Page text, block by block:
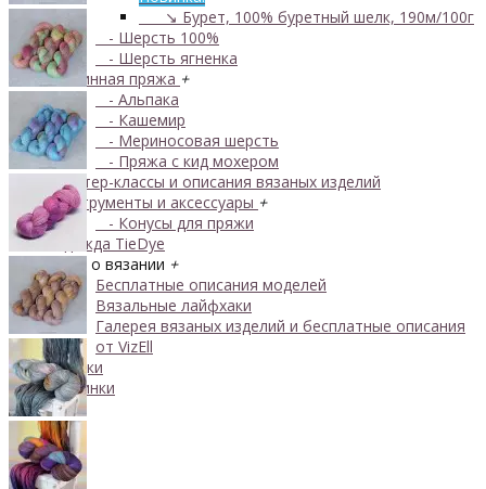
↘ Бурет, 100% буретный шелк, 190м/100г
- Шерсть 100%
- Шерсть ягненка
Бобинная пряжа +
- Альпака
- Кашемир
- Мериносовая шерсть
- Пряжа с кид мохером
Мастер-классы и описания вязаных изделий
Инструменты и аксессуары +
- Конусы для пряжи
Одежда TieDye
Блог о вязании +
Бесплатные описания моделей
Вязальные лайфхаки
Галерея вязаных изделий и бесплатные описания
от VizEll
Скидки
Новинки